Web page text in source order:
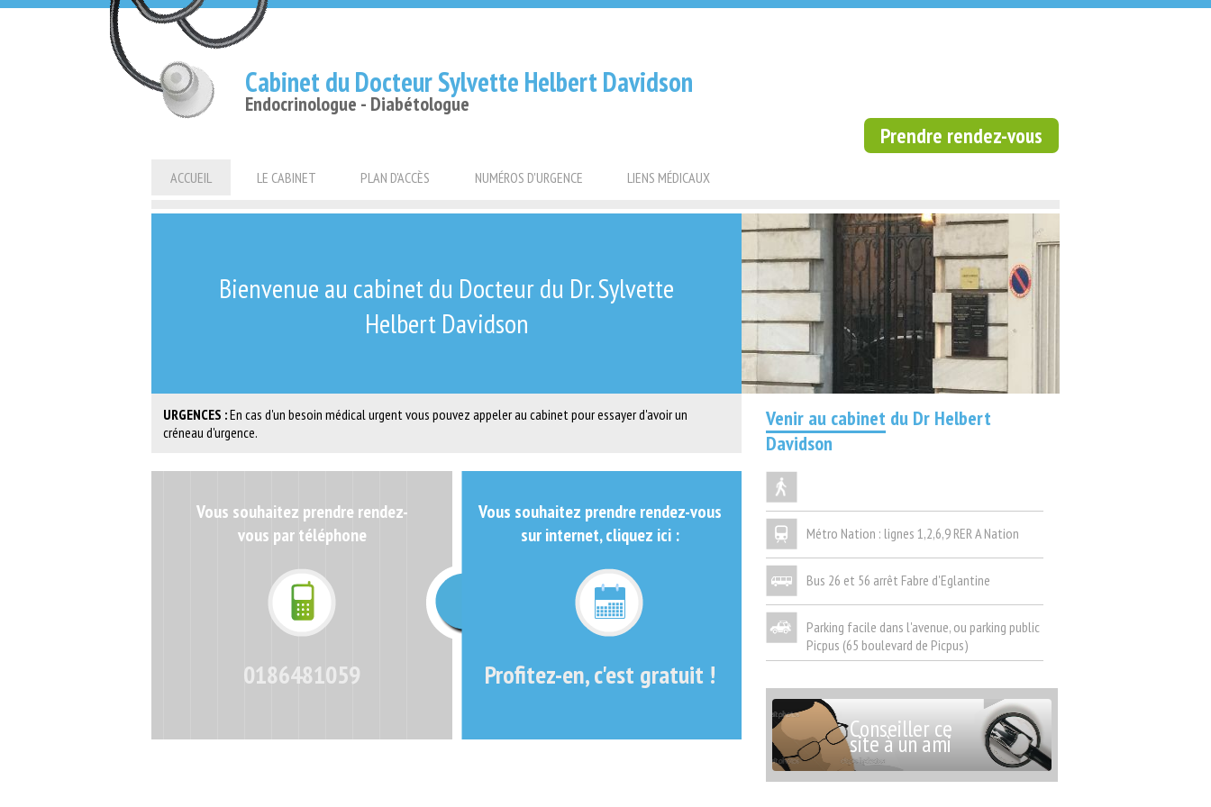
Cabinet du Docteur Sylvette Helbert Davidson
Endocrinologue - Diabétologue
Prendre rendez-vous
ACCUEIL LE CABINET PLAN D'ACCÈS NUMÉROS D'URGENCE LIENS MÉDICAUX
Bienvenue au cabinet du Docteur du Dr. Sylvette
Helbert Davidson
URGENCES :En cas d'un besoin médical urgent vous pouvez appeler au cabinet pour essayer d'avoir un
créneau d'urgence.
Vous souhaitez prendre rendez-
vous par téléphone
0186481059
Vous souhaitez prendre rendez-vous
sur internet, cliquez ici :
Profitez-en, c'est gratuit !
Venir au cabinet du Dr Helbert
Davidson
Métro Nation : lignes 1,2,6,9 RER A Nation
Bus 26 et 56 arrêt Fabre d'Eglantine
Parking facile dans l'avenue, ou parking public
Picpus (65 boulevard de Picpus)
Conseiller ce
site à un ami